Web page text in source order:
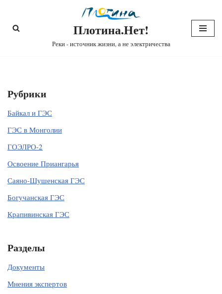
Перейти
Плотина.Нет!
Реки - источник жизни, а не электричества
Рубрики
Байкал и ГЭС
ГЭС в Монголии
ГОЭЛРО-2
Освоение Приангарья
Саяно-Шушенская ГЭС
Богучанская ГЭС
Крапивинская ГЭС
Разделы
Документы
Мнения экспертов